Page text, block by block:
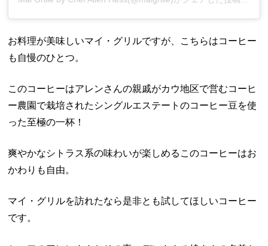
お料理が美味しいマイ・グリルですが、こちらはコーヒー
も自慢のひとつ。
このコーヒーはアレンさんの親戚がカウ地区で営むコーヒ
ー農園で栽培されたシングルエステートのコーヒー豆を使
った至極の一杯！
爽やかなシトラス系の味わいが楽しめるこのコーヒーはお
かわりも自由。
マイ・グリルを訪れたなら是非とも試してほしいコーヒー
です。